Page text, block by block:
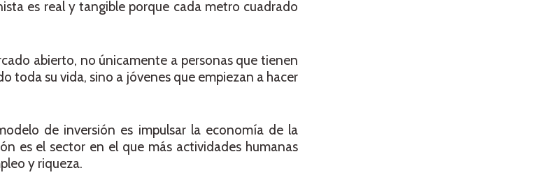
es real y tangible porque cada metro cuadrado
abierto, no únicamente a personas que tienen
toda su vida, sino a jóvenes que empiezan a hacer
de inversión es impulsar la economía de la
es el sector en el que más actividades humanas
y riqueza.